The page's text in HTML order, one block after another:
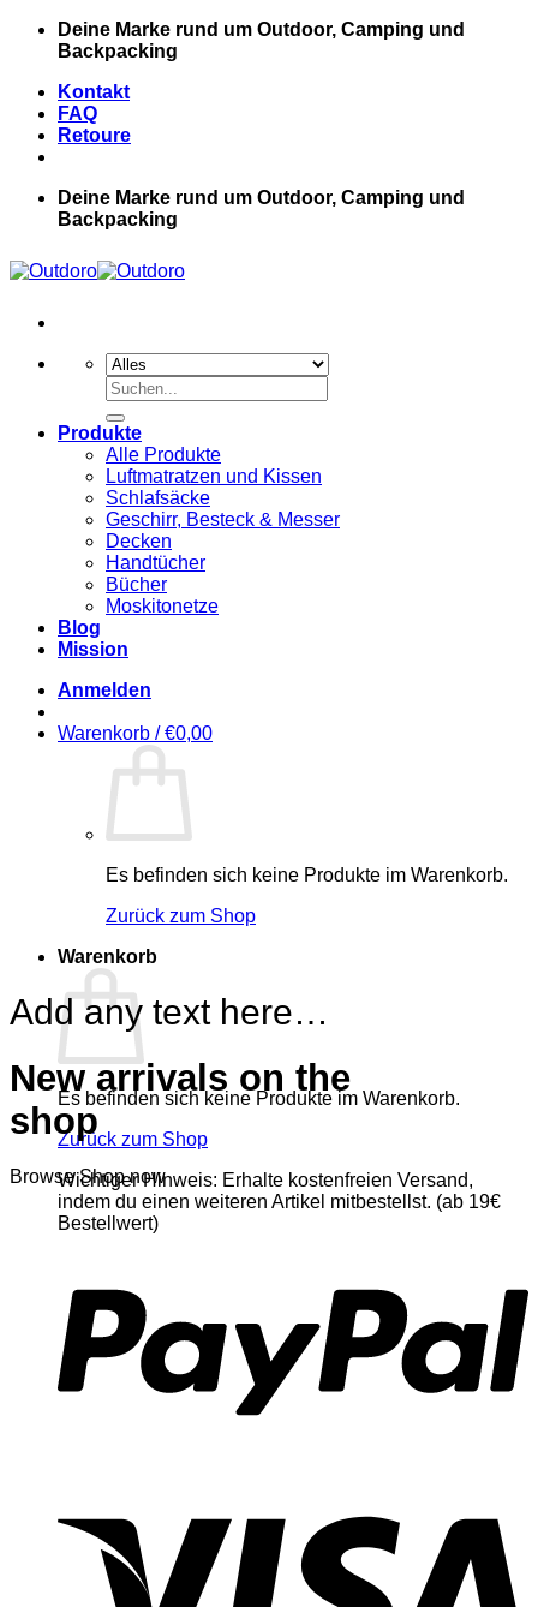
Zum
Deine Marke rund um Outdoor, Camping und
Backpacking
Kontakt
FAQ
Retoure
Deine Marke rund um Outdoor, Camping und
Backpacking
Suche
nach:
Produkte
Alle Produkte
Luftmatratzen und Kissen
Schlafsäcke
Geschirr, Besteck & Messer
Decken
Handtücher
Bücher
Moskitonetze
Blog
Mission
Anmelden
Warenkorb /€0,00
Es befinden sich keine Produkte im Warenkorb.
Zurück zum Shop
Warenkorb
Es befinden sich keine Produkte im Warenkorb.
Zurück zum Shop
Wichtiger Hinweis: Erhalte kostenfreien Versand,
indem du einen weiteren Artikel mitbestellst. (ab 19€
Bestellwert)
Add any text here…
New arrivals on the
shop
Browse Shop now